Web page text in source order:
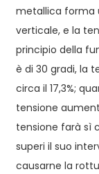
metallica forma
verticale, e la
principio della
è di 30 gradi, la
circa il 17,3%;
tensione
tensione farà sì
superi il suo
causarne la